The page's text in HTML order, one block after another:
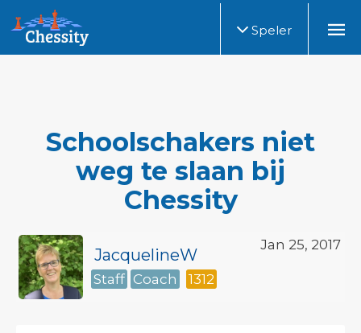
Speler
Schoolschakers niet
weg te slaan bij
Chessity
Jan 25, 2017
JacquelineW
Staff Coach 1312